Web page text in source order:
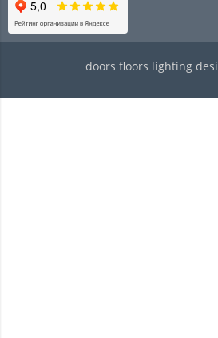
doors floors lighting